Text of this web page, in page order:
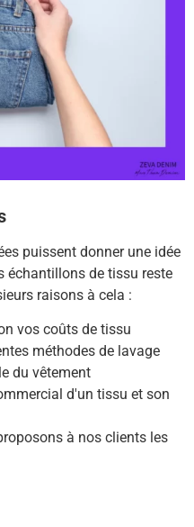
puissent donner une idée
échantillons de tissu reste
raisons à cela :
vos coûts de tissu
méthodes de lavage
du vêtement
d'un tissu et son
à nos clients les